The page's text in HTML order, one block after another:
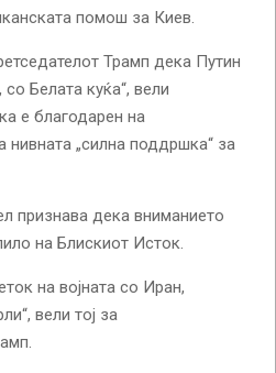
помош за Киев.
Трамп дека Путин
Белата куќа“, вели
е благодарен на
нивната „силна поддршка“ за
признава дека вниманието
на Блискиот Исток.
на војната со Иран,
вели тој за